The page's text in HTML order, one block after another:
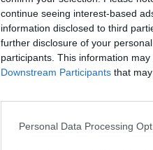
continue seeing interest-based
information disclosed to third
further disclosure of your
participants. This information
Downstream Participants that
Personal Data Processing